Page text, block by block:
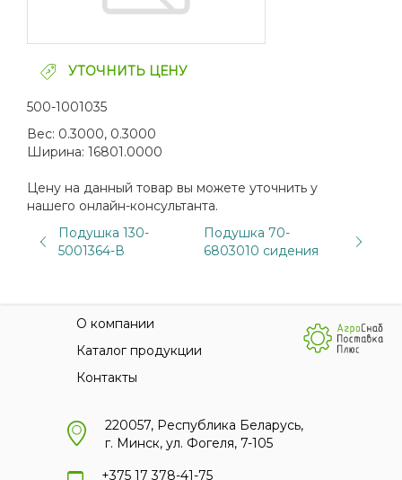
УТОЧНИТЬ ЦЕНУ
500-1001035
Вес: 0.3000, 0.3000
Ширина: 16801.0000
Цену на данный товар вы можете уточнить у
нашего онлайн-консультанта.
Подушка 130-
5001364-В
Подушка 70-
6803010 сидения
О компании
Каталог продукции
Контакты
220057, Республика Беларусь,
г. Минск, ул. Фогеля, 7-105
+375 17 378-41-75